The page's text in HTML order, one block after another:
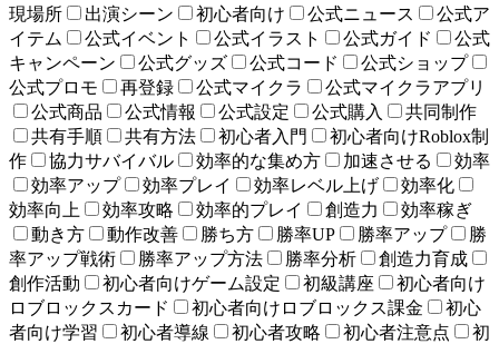
現場所
出演シーン 初心者向け 公式ニュース
公式ア
イテム
公式イベント 公式イラスト 公式ガイド
公式
キャンペーン
公式グッズ 公式コード
公式ショップ
公式プロモ
再登録 公式マイクラ
公式マイクラアプリ
公式商品
公式情報 公式設定 公式購入
共同制作
共有手順
共有方法 初心者入門
初心者向けRoblox制
作
協力サバイバル 効率的な集め方 加速させる
効率
効率アップ
効率プレイ 効率レベル上げ
効率化
効率向上
効率攻略 効率的プレイ 創造力
効率稼ぎ
動き方
動作改善 勝ち方 勝率UP 勝率アップ
勝
率アップ戦術
勝率アップ方法 勝率分析
創造力育成
創作活動
初心者向けゲーム設定 初級講座
初心者向け
ロブロックスカード
初心者向けロブロックス課金
初心
者向け学習
初心者導線 初心者攻略 初心者注意点
初